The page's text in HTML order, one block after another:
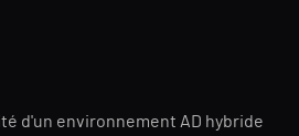
d'un environnement AD hybride